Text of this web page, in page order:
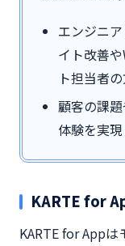
エンジニ
イト改善
ト担当者
顧客の課
体験を実
KARTE for
KARTE for App